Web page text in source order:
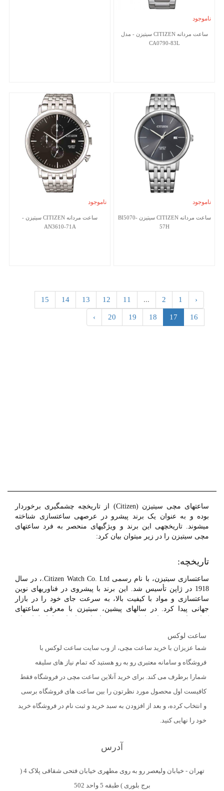
ناموجود
ساعت مردانه CITIZEN سیتیزن - مدل
CA0790-83L
ناموجود
ساعت مردانه CITIZEN سیتیزن BI5070-
57H
ناموجود
ساعت مردانه CITIZEN سیتیزن -
AN3610-71A
‹
1
2
...
11
12
13
14
15
16
17
18
19
20
›
ساعتهای مچی سیتیزن (Citizen) از تاریخچه چشمگیری برخوردار
بوده و به عنوان یک برند پیشرو در عرصهی ساعتسازی شناخته
میشوند. تاریخچهی این برند و ویژگیهای منحصر به فرد ساعتهای
مچی سیتیزن را در زیر میتوان بیان کرد:
تاریخچه:
ساعتسازی سیتیزن، با نام رسمی Citizen Watch Co. Ltd.، در سال
1918 در ژاپن تأسیس شد. این برند با پیشروی در فناوریهای نوین
ساعتسازی و مواد با کیفیت بالا، به سرعت جای خود را در بازار
جهانی پیدا کرد. در سالهای پیشین، سیتیزن با معرفی ساعتهای
خرید ساعت مچی از برند سیتیزن به مشتریان بسیاری از مزایا و
فواید مهم ارائه میدهد که میتواند تصمیم به خرید را برای آنها تسهیل
کند. در زیر به برخی از این مزایا اشاره میشود:
تکنولوژی EcoDrive: یکی از مهمترین مزایای ساعتهای مچی
سیتیزن، استفاده از تکنولوژی EcoDrive است. این تکنولوژی
به معنای عدم نیاز به تعویض باتری و استفاده از نور محیط به
زیادی از نظر طراحی، از سنتی تا مدرن، ارائه میشوند. این
ویژگی به مشتریان امکان انتخاب ساعتی که با سلیقه و سبک
زندگی آنها هماهنگ است را میدهد.
ساعت لوکس
شما عزیزان با خرید ساعت مچی، از وب سایت ساعت لوکس با
فروشگاه و سامانه معتبری رو به رو هستید که تمام نیاز های سلیقه
شمارا برطرف می کند. برای خرید آنلاین ساعت مچی در فروشگاه فقط
کافیست اول محصول مورد نظرتون را بین ساعت های فروشگاه برسی
و انتخاب کرده، و بعد از افزودن به سبد خرید و ثبت نام در فروشگاه خرید
خود را نهایی کنید.
آدرس
تهران - خیابان ولیعصر رو به روی مطهری خیابان فتحی شقاقی پلاک 4 (
برج بلوری ) طبقه 5 واحد 502